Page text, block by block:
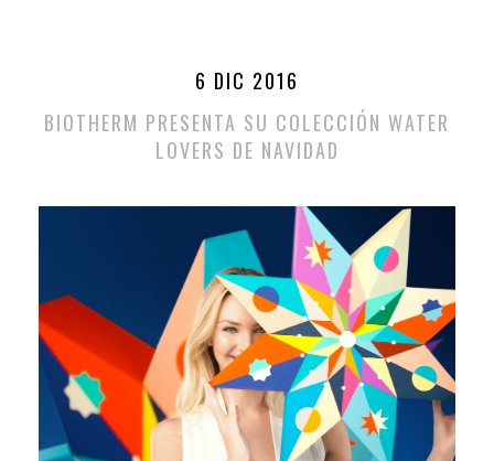
6 DIC 2016
BIOTHERM PRESENTA SU COLECCIÓN WATER
LOVERS DE NAVIDAD